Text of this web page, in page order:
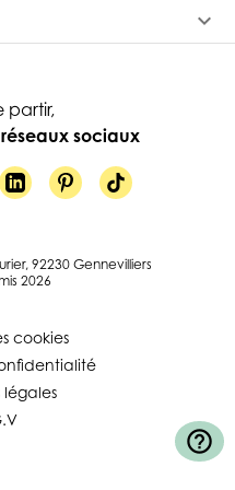
keyboard_arrow_down
partir,
sociaux
92230 Gennevilliers
2026
cookies
légales
help_outline